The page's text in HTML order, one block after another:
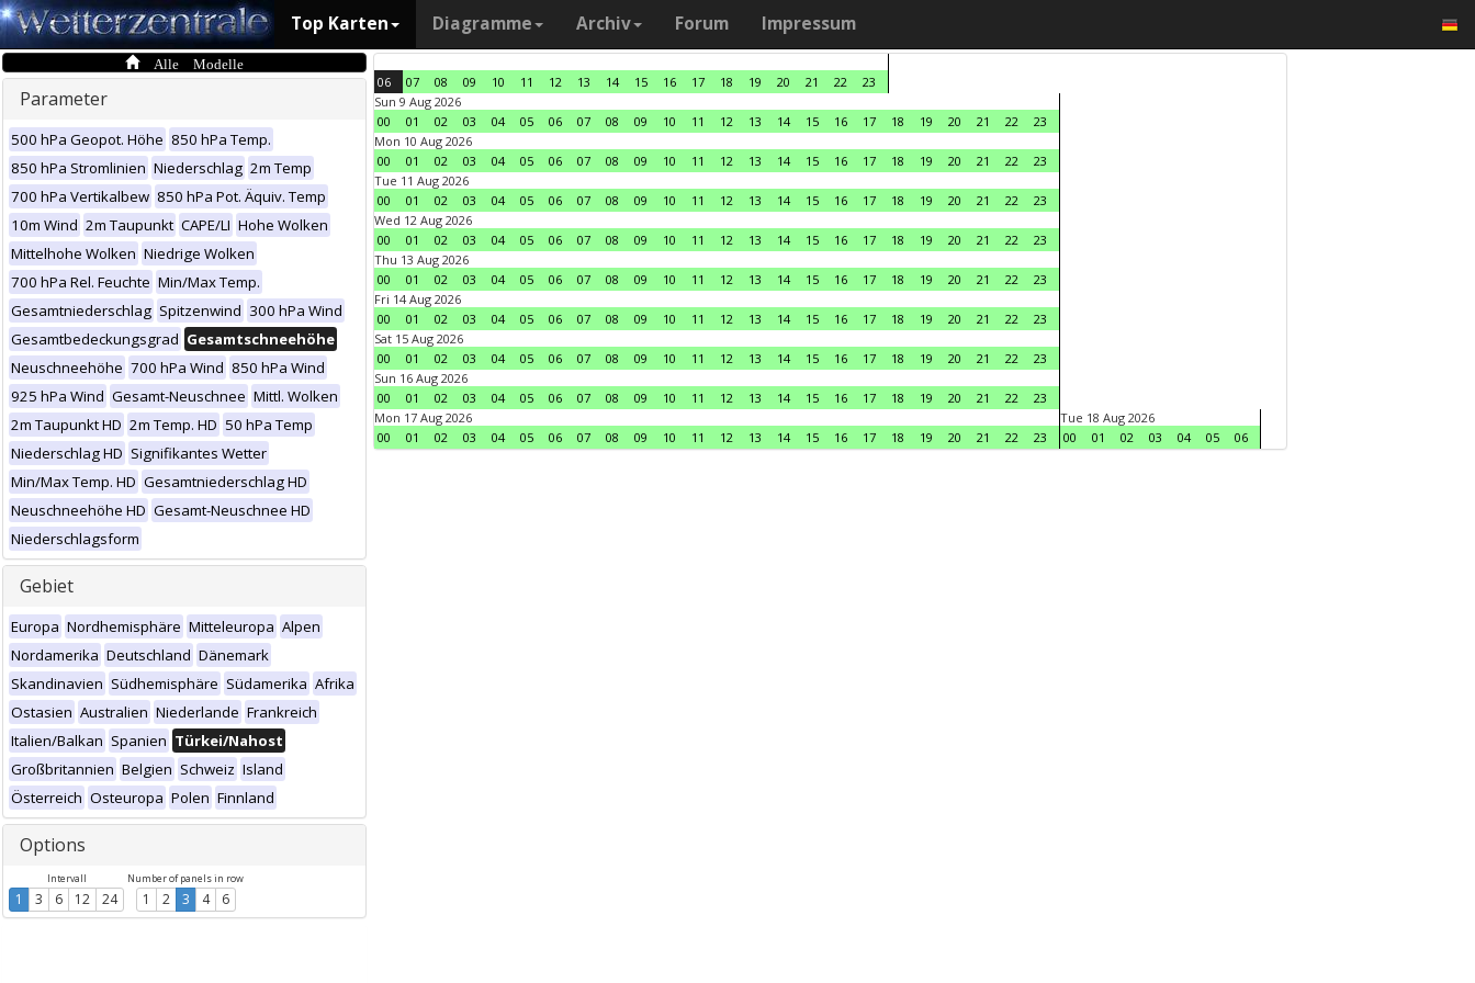
Top Karten Diagramme Archiv Forum Impressum
Alle Modelle
Parameter
500 hPa Geopot. Höhe 850 hPa Temp.
850 hPa Stromlinien Niederschlag 2m Temp
700 hPa Vertikalbew 850 hPa Pot. Äquiv. Temp
10m Wind 2m Taupunkt CAPE/LI Hohe Wolken
Mittelhohe Wolken Niedrige Wolken
700 hPa Rel. Feuchte Min/Max Temp.
Gesamtniederschlag Spitzenwind 300 hPa Wind
Gesamtbedeckungsgrad Gesamtschneehöhe
Neuschneehöhe 700 hPa Wind 850 hPa Wind
925 hPa Wind Gesamt-Neuschnee Mittl. Wolken
2m Taupunkt HD 2m Temp. HD 50 hPa Temp
Niederschlag HD Signifikantes Wetter
Min/Max Temp. HD Gesamtniederschlag HD
Neuschneehöhe HD Gesamt-Neuschnee HD
Niederschlagsform
Gebiet
Europa Nordhemisphäre Mitteleuropa Alpen
Nordamerika Deutschland Dänemark
Skandinavien Südhemisphäre Südamerika Afrika
Ostasien Australien Niederlande Frankreich
Italien/Balkan Spanien Türkei/Nahost
Großbritannien Belgien Schweiz Island
Österreich Osteuropa Polen Finnland
Options
Intervall
1 3 6 12 24
Number of panels in row
1 2 3 4 6
06 07 08 09 10 11 12 13 14 15 16 17 18 19 20 21 22
23
Sun 9 Aug 2026
00
01 02 03 04 05 06 07 08 09 10 11 12 13 14 15 16 17 18 19 20 21 22
23
Mon 10 Aug 2026
00
01 02 03 04 05 06 07 08 09 10 11 12 13 14 15 16 17 18 19 20 21 22
23
Tue 11 Aug 2026
00
01 02 03 04 05 06 07 08 09 10 11 12 13 14 15 16 17 18 19 20 21 22
23
Wed 12 Aug 2026
00
01 02 03 04 05 06 07 08 09 10 11 12 13 14 15 16 17 18 19 20 21 22
23
Thu 13 Aug 2026
00
01 02 03 04 05 06 07 08 09 10 11 12 13 14 15 16 17 18 19 20 21 22
23
Fri 14 Aug 2026
00
01 02 03 04 05 06 07 08 09 10 11 12 13 14 15 16 17 18 19 20 21 22
23
Sat 15 Aug 2026
00
01 02 03 04 05 06 07 08 09 10 11 12 13 14 15 16 17 18 19 20 21 22
23
Sun 16 Aug 2026
00
01 02 03 04 05 06 07 08 09 10 11 12 13 14 15 16 17 18 19 20 21 22
23
Mon 17 Aug 2026
00
01 02 03 04 05 06 07 08 09 10 11 12 13 14 15 16 17 18 19 20 21 22 23
Tue 18 Aug 2026
00
01 02 03 04 05 06